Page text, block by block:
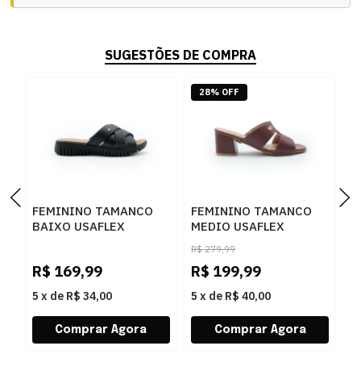
SUGESTÕES DE COMPRA
FEMININO TAMANCO
BAIXO USAFLEX
R$ 169,99
5 x de R$ 34,00
FEMININO TAMANCO
MEDIO USAFLEX
UD09009003 REBU
R$ 279,99
R$ 199,99
5 x de R$ 40,00
28% OFF